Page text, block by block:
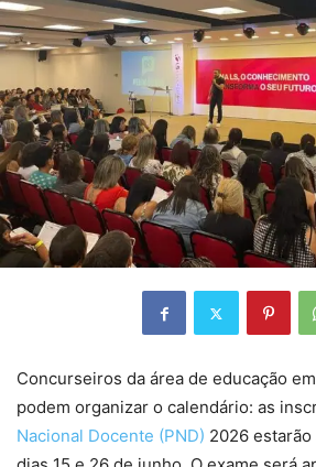
Concurseiros da área de educação
podem organizar o calendário: as
Nacional Docente (PND) 2026